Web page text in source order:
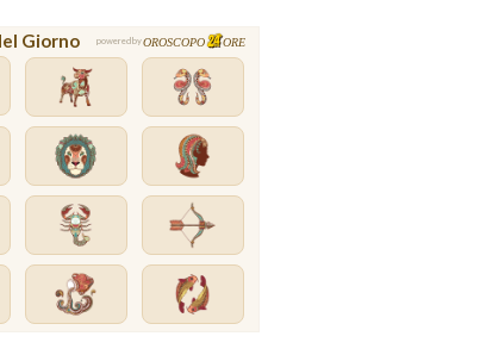
Giorno powered byOROSCOPO ORE